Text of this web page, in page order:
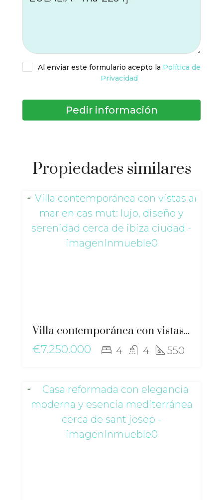
Al enviar este formulario acepto la Política de
Privacidad
Pedir información
Propiedades similares
Villa contemporánea con vistas al mar en Cas Mut: lujo, diseño y serenidad cerca de Ibiza ciudad – ri-2517
€7.250.000
4 4 550